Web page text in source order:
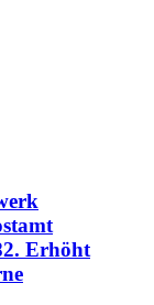
Erhöht